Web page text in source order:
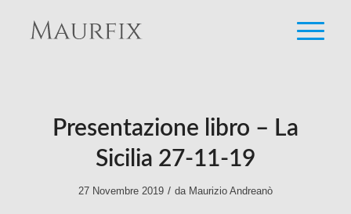
Presentazione libro – La
Sicilia 27-11-19
27 Novembre 2019 / da Maurizio Andreanò